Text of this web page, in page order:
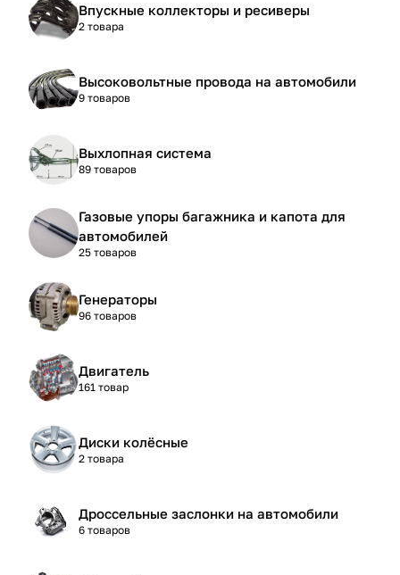
Впускные коллекторы и ресиверы
2 товара
Высоковольтные провода на автомобили
9 товаров
Выхлопная система
89 товаров
Газовые упоры багажника и капота для
автомобилей
25 товаров
Генераторы
96 товаров
Двигатель
161 товар
Диски колёсные
2 товара
Дроссельные заслонки на автомобили
6 товаров